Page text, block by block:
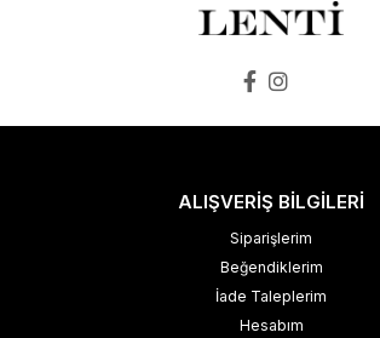
ALIŞVERİŞ BİLGİLERİ
Siparişlerim
Beğendiklerim
İade Taleplerim
Hesabım